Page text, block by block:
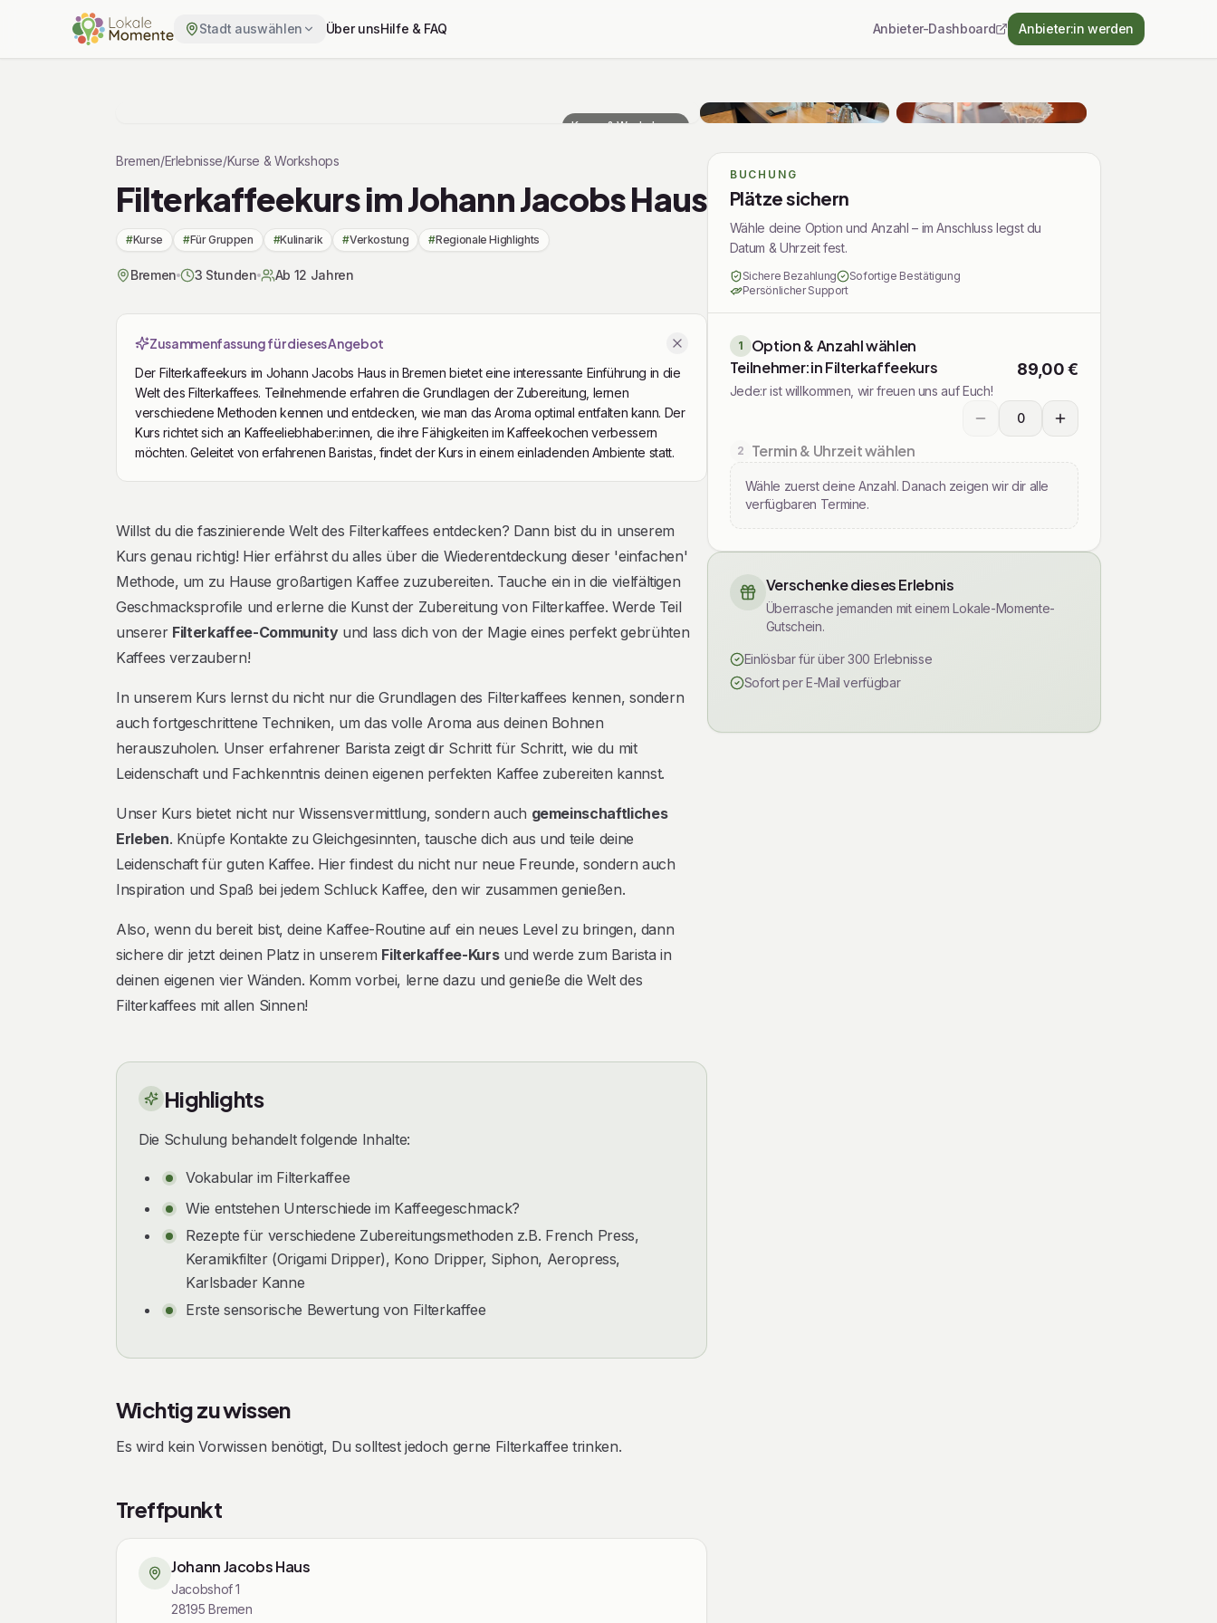
Stadt auswählen Über unsHilfe & FAQ Anbieter-Dashboard Anbieter:in werden
Kurse & Workshops
Bremen/Erlebnisse/Kurse & Workshops
Filterkaffeekurs im Johann Jacobs Haus
#Kurse #Für Gruppen #Kulinarik #Verkostung #Regionale Highlights
Bremen 3 Stunden Ab 12 Jahren
Zusammenfassung für dieses Angebot
Der Filterkaffeekurs im Johann Jacobs Haus in Bremen bietet eine interessante Einführung in die
Welt des Filterkaffees. Teilnehmende erfahren die Grundlagen der Zubereitung, lernen
verschiedene Methoden kennen und entdecken, wie man das Aroma optimal entfalten kann. Der
Kurs richtet sich an Kaffeeliebhaber:innen, die ihre Fähigkeiten im Kaffeekochen verbessern
möchten. Geleitet von erfahrenen Baristas, findet der Kurs in einem einladenden Ambiente statt.
Beschreibung
Willst du die faszinierende Welt des Filterkaffees entdecken? Dann bist du in unserem
Kurs genau richtig! Hier erfährst du alles über die Wiederentdeckung dieser 'einfachen'
Methode, um zu Hause großartigen Kaffee zuzubereiten. Tauche ein in die vielfältigen
Geschmacksprofile und erlerne die Kunst der Zubereitung von Filterkaffee. Werde Teil
unserer Filterkaffee-Communityund lass dich von der Magie eines perfekt gebrühten
Kaffees verzaubern!
In unserem Kurs lernst du nicht nur die Grundlagen des Filterkaffees kennen, sondern
auch fortgeschrittene Techniken, um das volle Aroma aus deinen Bohnen
herauszuholen. Unser erfahrener Barista zeigt dir Schritt für Schritt, wie du mit
Leidenschaft und Fachkenntnis deinen eigenen perfekten Kaffee zubereiten kannst.
Unser Kurs bietet nicht nur Wissensvermittlung, sondern auch gemeinschaftliches
Erleben. Knüpfe Kontakte zu Gleichgesinnten, tausche dich aus und teile deine
Leidenschaft für guten Kaffee. Hier findest du nicht nur neue Freunde, sondern auch
Inspiration und Spaß bei jedem Schluck Kaffee, den wir zusammen genießen.
Also, wenn du bereit bist, deine Kaffee-Routine auf ein neues Level zu bringen, dann
sichere dir jetzt deinen Platz in unserem Filterkaffee-Kursund werde zum Barista in
deinen eigenen vier Wänden. Komm vorbei, lerne dazu und genieße die Welt des
Filterkaffees mit allen Sinnen!
Highlights
Die Schulung behandelt folgende Inhalte:
Vokabular im Filterkaffee
Wie entstehen Unterschiede im Kaffeegeschmack?
Rezepte für verschiedene Zubereitungsmethoden z.B. French Press,
Keramikfilter (Origami Dripper), Kono Dripper, Siphon, Aeropress,
Karlsbader Kanne
Erste sensorische Bewertung von Filterkaffee
Wichtig zu wissen
Es wird kein Vorwissen benötigt, Du solltest jedoch gerne Filterkaffee trinken.
Treffpunkt
Johann Jacobs Haus
Jacobshof 1
28195 Bremen
BUCHUNG
Plätze sichern
Wähle deine Option und Anzahl – im Anschluss legst du
Datum & Uhrzeit fest.
Sichere Bezahlung
Sofortige Bestätigung
Persönlicher Support
1
Option & Anzahl wählen
Teilnehmer:in Filterkaffeekurs
Jede:r ist willkommen, wir freuen uns auf Euch!
89,00 €
0
Wählen Sie die gewünschte Menge
2 Termin & Uhrzeit wählen
Wähle zuerst deine Anzahl. Danach zeigen wir dir alle
verfügbaren Termine.
Verschenke dieses Erlebnis
Überrasche jemanden mit einem Lokale-Momente-
Gutschein.
Einlösbar für über 300 Erlebnisse
Sofort per E-Mail verfügbar